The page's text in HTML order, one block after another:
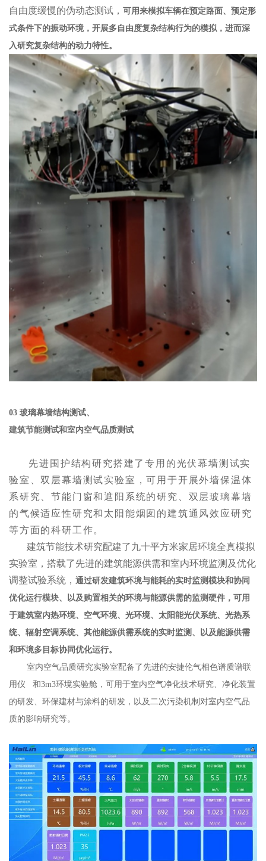
自由度缓慢的伪动态测试， 可用来模拟车辆在预定路面、预定形
式条件下的振动环境，开展多自由度复杂结构行为的模拟，进而深
入研究复杂结构的动力特性。
03 玻璃幕墙结构测试、
建筑节能测试和室内空气品质测试
先进围护结构研究搭建了专用的光伏幕墙测试实
验室、双层幕墙测试实验室，可用于开展外墙保温体
系研究、节能门窗和遮阳系统的研究、双层玻璃幕墙
的气候适应性研究和太阳能烟囱的建筑通风效应研究
等方面的科研工作。
建筑节能技术研究配建了九十平方米家居环境全真模拟
实验室，搭载了先进的建筑能源供需和室内环境监测及优化
调整试验系统， 通过研发建筑环境与能耗的实时监测模块和协同
优化运行模块、以及购置相关的环境与能源供需的监测硬件，可用
于建筑室内热环境、空气环境、光环境、太阳能光伏系统、光热系
统、辐射空调系统、其他能源供需系统的实时监测、以及能源供需
和环境多目标协同优化运行。
室内空气品质研究实验室配备了先进的安捷伦气相色谱质谱联
用仪
和3m3环境实验舱，可用于室内空气净化技术研究、净化装置
的研发、环保建材与涂料的研发，以及二次污染机制对室内空气品
质的影响研究等。